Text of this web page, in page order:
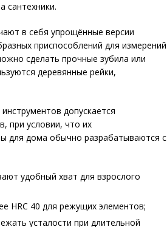
сантехники.
в себя упрощённые версии
приспособлений для измерений
сделать прочные зубила или
деревянные рейки,
допускается
при условии, что их
для дома обычно разрабатываются с
удобный хват для взрослого
HRC 40 для режущих элементов;
усталости при длительной